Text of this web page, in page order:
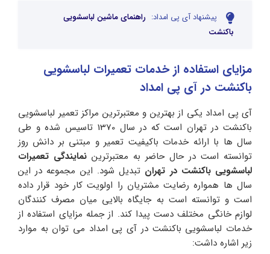
پیشنهاد آی پی امداد: راهنمای ماشین لباسشویی
باکنشت
مزایای استفاده از خدمات تعمیرات لباسشویی
باکنشت در آی پی امداد
آی پی امداد یکی از بهترین و معتبرترین مراکز تعمیر لباسشویی
باکنشت در تهران است که در سال 1370 تاسیس شده و طی
سال ها با ارائه خدمات باکیفیت تعمیر و مبتنی بر دانش روز
توانسته است در حال حاضر به معتبرترین نمایندگی تعمیرات
لباسشویی باکنشت در تهران تبدیل شود. این مجموعه در این
سال ها همواره رضایت مشتریان را اولویت کار خود قرار داده
است و توانسته است به جایگاه بالایی میان مصرف کنندگان
لوازم خانگی مختلف دست پیدا کند. از جمله مزایای استفاده از
خدمات لباسشویی باکنشت در آی پی امداد می توان به موارد
زیر اشاره داشت: